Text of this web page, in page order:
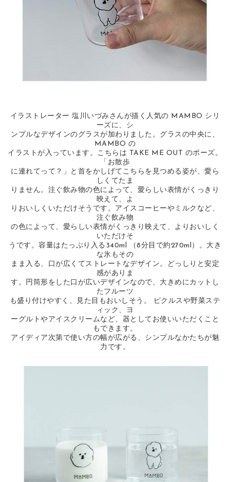
イラストレーター 塩川いづみさんが描く人気の MAMBO シリ
ーズに、シ
ンプルなデザインのグラスが加わりました。グラスの中央に、
MAMBO の
イラストが入っています。こちらは TAKE ME OUT のポーズ。
「お散歩
に連れてって？」と首をかしげてこちらを見つめる姿が、愛ら
しくてたま
りません。注ぐ飲み物の色によって、愛らしい表情がくっきり
映えて、よ
りおいしくいただけそうです。アイスコーヒーやミルクなど、
注ぐ飲み物
の色によって、愛らしい表情がくっきり映えて、よりおいしく
いただけそ
うです。容量はたっぷり入る340ml （8分目で約270ml）。大き
な氷もその
まま入る、口が広くてストレートなデザイン。どっしりと安定
感がありま
す。円筒形をした口が広いデザインなので、大きめにカットし
たフルーツ
も盛り付けやすく、見た目もおいしそう。 ピクルスや野菜ステ
ィック、ヨ
ーグルトやアイスクリームなど、器としてお使いいただくこと
もできます。
アイディア次第で使い方の幅が広がる、シンプルなかたちが魅
力です。